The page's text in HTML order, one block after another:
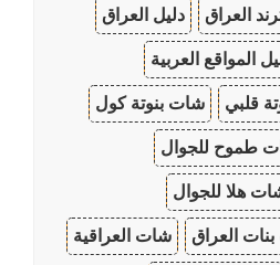
العراق دليل العراق
المواقع العربية
قلبي شات بنوتة كول
طموح للجوال
هلا للجوال
العراق شات العراقية